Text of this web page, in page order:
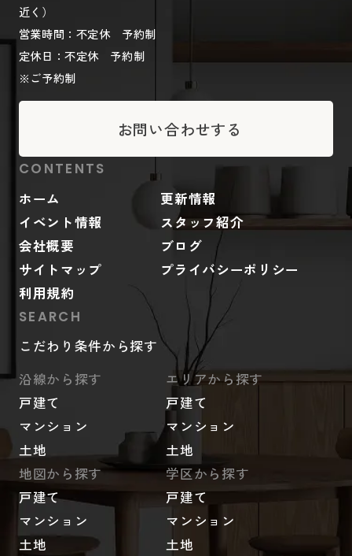
近く）
営業時間：不定休 予約制
定休日：不定休 予約制
※ご予約制
お問い合わせする
CONTENTS
ホーム
更新情報
イベント情報
スタッフ紹介
会社概要
ブログ
サイトマップ
プライバシーポリシー
利用規約
SEARCH
こだわり条件から探す
沿線から探す
戸建て
マンション
土地
エリアから探す
戸建て
マンション
土地
地図から探す
戸建て
マンション
土地
学区から探す
戸建て
マンション
土地